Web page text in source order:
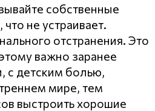
собственные
не устраивает.
отстранения. Это
важно заранее
с детским болью,
мире, тем
выстроить хорошие